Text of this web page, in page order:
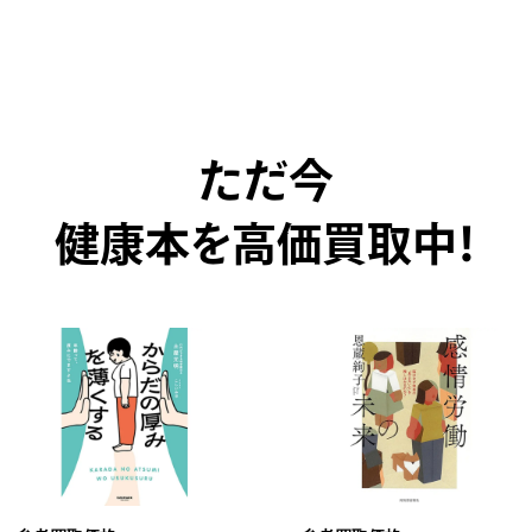
ただ今
健康本を高価買取中！